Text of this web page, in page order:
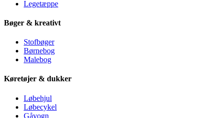
Legetæppe
Bøger & kreativt
Stofbøger
Børnebog
Malebog
Køretøjer & dukker
Løbehjul
Løbecykel
Gåvogn